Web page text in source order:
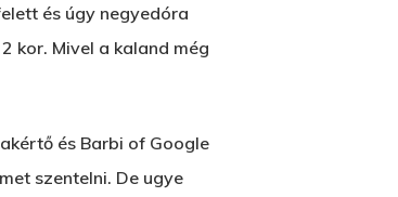
és úgy negyedóra
kor. Mivel a kaland még
és Barbi of Google
szentelni. De ugye